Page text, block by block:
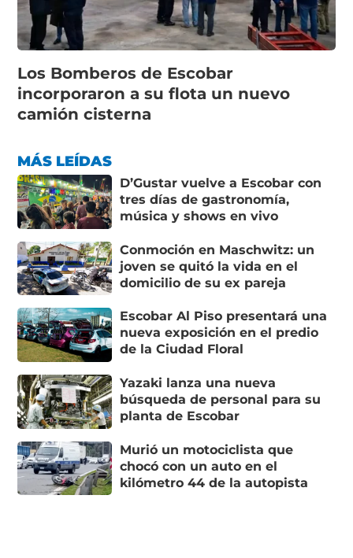
Los Bomberos de Escobar
incorporaron a su flota un nuevo
camión cisterna
MÁS LEÍDAS
D’Gustar vuelve a Escobar con
tres días de gastronomía,
música y shows en vivo
Conmoción en Maschwitz: un
joven se quitó la vida en el
domicilio de su ex pareja
Escobar Al Piso presentará una
nueva exposición en el predio
de la Ciudad Floral
Yazaki lanza una nueva
búsqueda de personal para su
planta de Escobar
Murió un motociclista que
chocó con un auto en el
kilómetro 44 de la autopista